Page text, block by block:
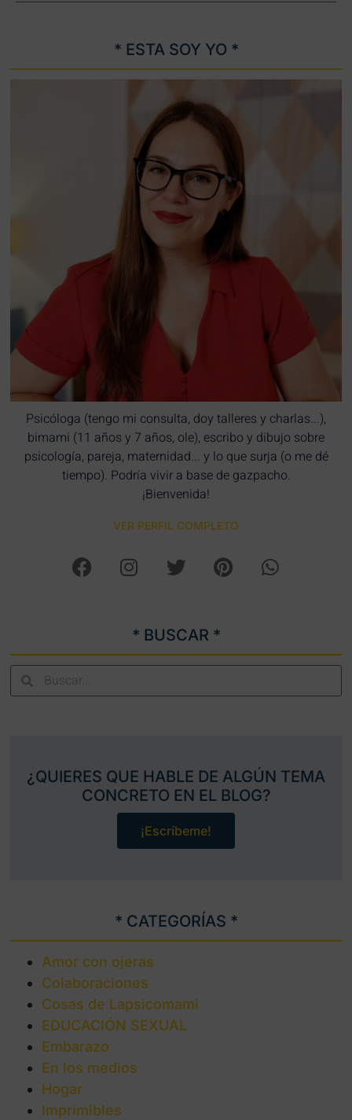
* ESTA SOY YO *
Psicóloga (tengo mi consulta, doy talleres y charlas...),
bimami (11 años y 7 años, ole), escribo y dibujo sobre
psicología, pareja, maternidad... y lo que surja (o me dé
tiempo). Podría vivir a base de gazpacho.
¡Bienvenida!
VER PERFIL COMPLETO
* BUSCAR *
¿QUIERES QUE HABLE DE ALGÚN TEMA
CONCRETO EN EL BLOG?
¡Escríbeme!
* CATEGORÍAS *
Amor con ojeras
Colaboraciones
Cosas de Lapsicomami
EDUCACIÓN SEXUAL
Embarazo
En los medios
Hogar
Imprimibles